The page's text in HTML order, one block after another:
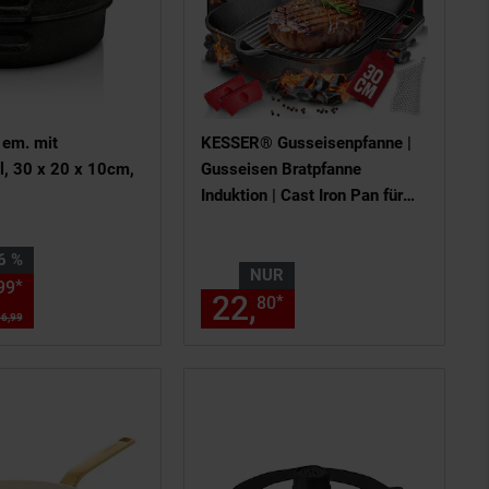
Details am Seitenende
Fußnote, Details am
em. mit
30 x 20 x 10cm,
%Prozent,
99UVP : 36,
* € Sternchen Fußnote,
KESSER® Gusseisenpfanne |
Gusseisen Bratpfanne
Induktion | Cast Iron Pan für
Inkl. Schutzgriffe, Rezeptbuch
und Ringreiniger
NUR
22,80*